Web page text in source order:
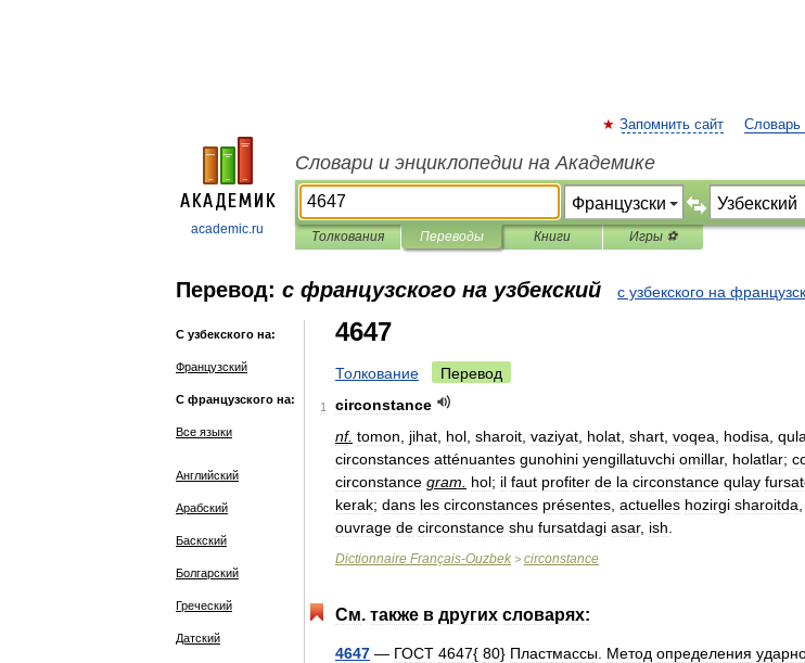
academic.ru
Запомнить сайт Словарь
Словари и энциклопедии на Академике
Толкования Переводы Книги Игры ⚽
Перевод: с французского на узбекский с узбекского на
С узбекского на:
Французский
С французского на:
Все языки
Английский
Арабский
Баскский
Болгарский
Греческий
Датский
4647
Толкование Перевод
1
circonstance
nf. tomon jihat hol sharoit vaziyat holat shart voqea hodisa
circonstances atténuantes gunohini yengillatuvchi omillar, holatlar;
circonstance gram hol; il faut profiter de la circonstance qulay
kerak; dans les circonstances présentes actuelles hozirgi sharoitda
ouvrage de circonstance shu fursatdagi asar, ish
Dictionnaire Français-Ouzbek > circonstance
См. также в других словарях:
4647 — ГОСТ 4647{ 80} Пластмассы Метод определения